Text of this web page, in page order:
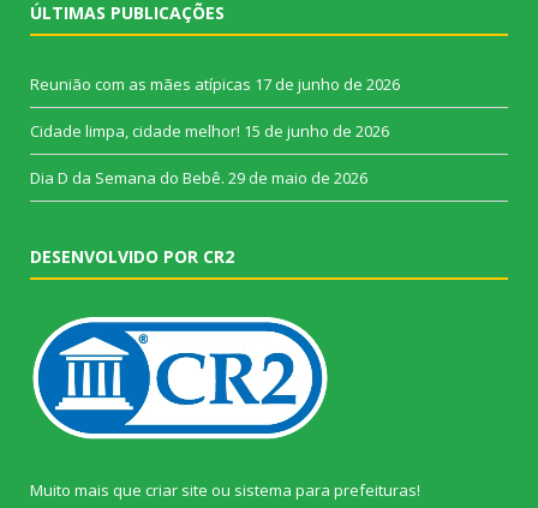
ÚLTIMAS PUBLICAÇÕES
Reunião com as mães atípicas 17 de junho de 2026
Cidade limpa, cidade melhor! 15 de junho de 2026
Dia D da Semana do Bebê. 29 de maio de 2026
DESENVOLVIDO POR CR2
Muito mais que criar site ou sistema para prefeituras!